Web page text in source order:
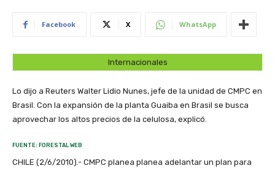
Facebook X WhatsApp
Internacionales
Lo dijo a Reuters Walter Lidio Nunes, jefe de la unidad de CMPC en
Brasil. Con la expansión de la planta Guaiba en Brasil se busca
aprovechar los altos precios de la celulosa, explicó.
FUENTE: FORESTAL WEB
CHILE (2/6/2010).- CMPC planea planea adelantar un plan para